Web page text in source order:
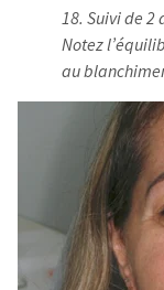
18. Suivi de 2
Notez
au